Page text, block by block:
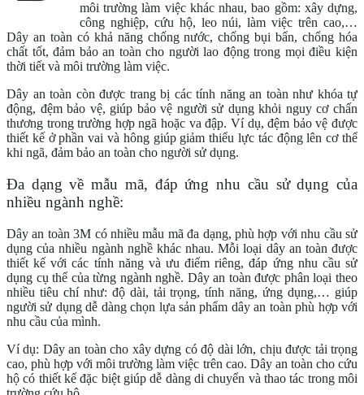
môi trường làm việc khác nhau, bao gồm: xây dựng,
công nghiệp, cứu hộ, leo núi, làm việc trên cao,…
Dây an toàn có khả năng chống nước, chống bụi bẩn, chống hóa
chất tốt, đảm bảo an toàn cho người lao động trong mọi điều kiện
thời tiết và môi trường làm việc.
Dây an toàn còn được trang bị các tính năng an toàn như khóa tự
động, đệm bảo vệ, giúp bảo vệ người sử dụng khỏi nguy cơ chấn
thương trong trường hợp ngã hoặc va đập. Ví dụ, đệm bảo vệ được
thiết kế ở phần vai và hông giúp giảm thiểu lực tác động lên cơ thể
khi ngã, đảm bảo an toàn cho người sử dụng.
Đa dạng về mẫu mã, đáp ứng nhu cầu sử dụng của
nhiều ngành nghề:
Dây an toàn 3M có nhiều mẫu mã đa dạng, phù hợp với nhu cầu sử
dụng của nhiều ngành nghề khác nhau. Mỗi loại dây an toàn được
thiết kế với các tính năng và ưu điểm riêng, đáp ứng nhu cầu sử
dụng cụ thể của từng ngành nghề. Dây an toàn được phân loại theo
nhiều tiêu chí như: độ dài, tải trọng, tính năng, ứng dụng,… giúp
người sử dụng dễ dàng chọn lựa sản phẩm dây an toàn phù hợp với
nhu cầu của mình.
Ví dụ: Dây an toàn cho xây dựng có độ dài lớn, chịu được tải trọng
cao, phù hợp với môi trường làm việc trên cao. Dây an toàn cho cứu
hộ có thiết kế đặc biệt giúp dễ dàng di chuyển và thao tác trong môi